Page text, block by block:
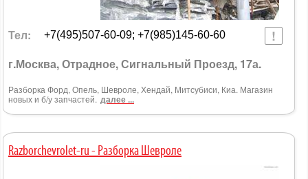
Тел: +7(495)507-60-09; +7(985)145-60-60
г.Москва, Отрадное, Сигнальный Проезд, 17а.
Разборка Форд, Опель, Шевроле, Хендай, Митсубиси, Киа. Магазин
новых и б/у запчастей. далее ...
Razborchevrolet-ru - Разборка Шевроле